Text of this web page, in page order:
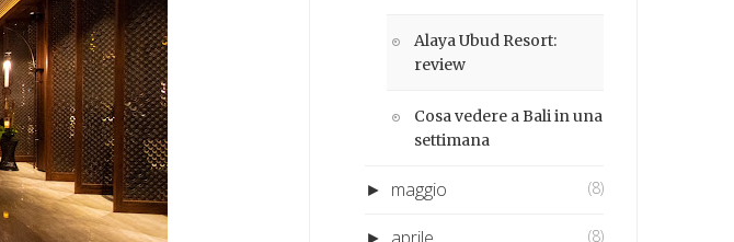
Alaya Ubud Resort:
review
Cosa vedere a Bali in una
settimana
► maggio (8)
► aprile (8)